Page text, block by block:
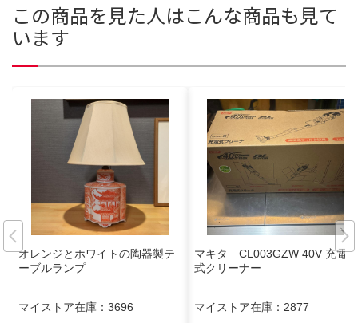
この商品を見た人はこんな商品も見て
います
オレンジとホワイトの陶器製テ
ーブルランプ
マイストア在庫： 3696
マキタ CL003GZW 40V 充電
式クリーナー
マイストア在庫： 2877